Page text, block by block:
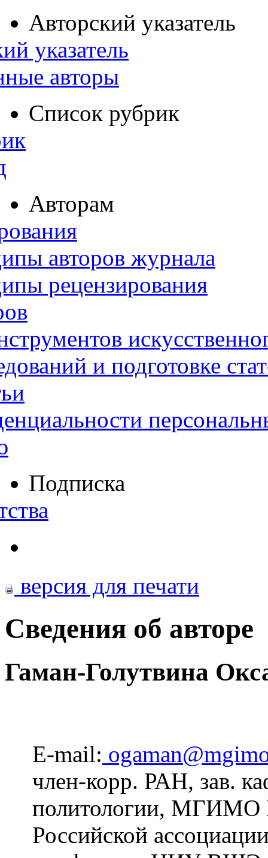
Авторский указатель
указатель
авторы
Список рубрик
Авторам
авторов журнала
рецензирования
и подготовке
Подписка
версия для печати
Сведения об авторе
Гаман-Голутвина
E-mail:
член-корр. РАН, зав.
политологии, МГИМО
Российской